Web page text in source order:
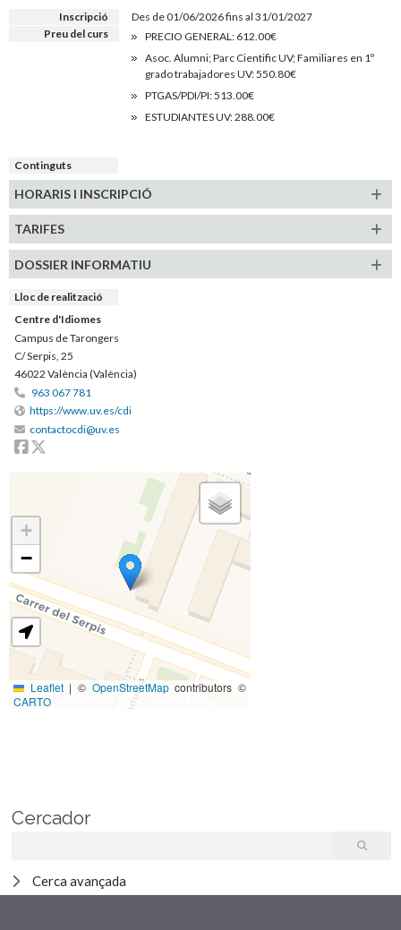
Inscripció
Des de 01/06/2026 fins al 31/01/2027
Preu del curs
PRECIO GENERAL: 612.00€
Asoc. Alumni; Parc Cientific UV; Familiares en 1º
grado trabajadores UV: 550.80€
PTGAS/PDI/PI: 513.00€
ESTUDIANTES UV: 288.00€
Continguts
HORARIS I INSCRIPCIÓ
TARIFES
DOSSIER INFORMATIU
Lloc de realització
Centre d'Idiomes
Campus de Tarongers
C/ Serpis, 25
46022 València (València)
963 067 781
https://www.uv.es/cdi
contactocdi@uv.es
Facebook
+
−
Leaflet | © OpenStreetMapcontributors ©
CARTO
Cercador
Cerca avançada